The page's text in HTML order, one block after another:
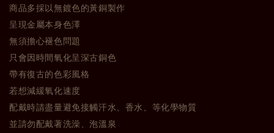
商品多採以無鍍色的黃銅製作
呈現金屬本身色澤
無須擔心褪色問題
只會因時間氧化呈深古銅色
帶有復古的色彩風格
若想減緩氧化速度
配戴時請盡量避免接觸汗水、香水、等化學物質
並請勿配戴著洗澡、泡溫泉